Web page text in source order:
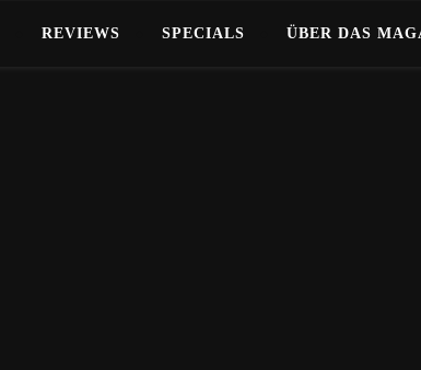
REVIEWS SPECIALS ÜBER DAS